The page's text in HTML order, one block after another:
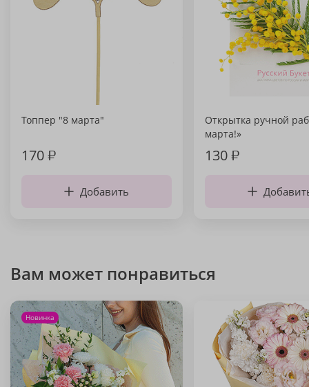
Топпер "8 марта"
170₽
Добавить
Открытка ручной
марта!»
130₽
Вам может понравиться
Новинка